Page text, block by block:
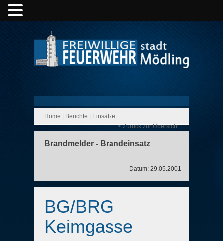
Home Berichte
Einsätze
< Zurück zur Übersicht
Brandmelder - Brandeinsatz
Datum: 29.05.2001
BG/BRG
Keimgasse